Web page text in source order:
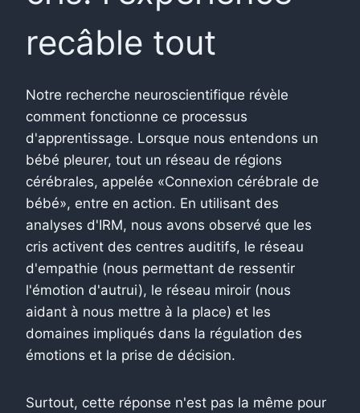
recâble tout
Notre recherche neuroscientifique révèle
comment fonctionne ce processus
d'apprentissage. Lorsque nous entendons un
bébé pleurer, tout un réseau de régions
cérébrales, appelée «Connexion cérébrale de
bébé», entre en action. En utilisant des
analyses d'IRM, nous avons observé que les
cris activent des centres auditifs, le réseau
d'empathie (nous permettant de ressentir
l'émotion d'autrui), le réseau miroir (nous
aidant à nous mettre à la place) et les
domaines impliqués dans la régulation des
émotions et la prise de décision.
Surtout, cette réponse n'est pas la même pour